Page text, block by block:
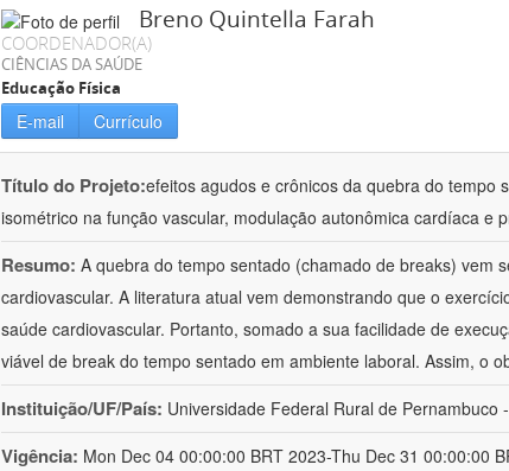
Breno Quintella Farah
COORDENADOR(A)
CIÊNCIAS DA SAÚDE
Educação Física
E-mail Currículo
Título do Projeto:efeitos agudos e crônicos da quebra do tempo
isométrico na função vascular, modulação autonômica cardíaca e
Resumo: A quebra do tempo sentado (chamado de breaks) vem
cardiovascular. A literatura atual vem demonstrando que o
saúde cardiovascular. Portanto, somado a sua facilidade de
viável de break do tempo sentado em ambiente laboral. Assim, o
Instituição/UF/País: Universidade Federal Rural de Pernambuco
Vigência: Mon Dec 04 00:00:00 BRT 2023-Thu Dec 31 00:00:00